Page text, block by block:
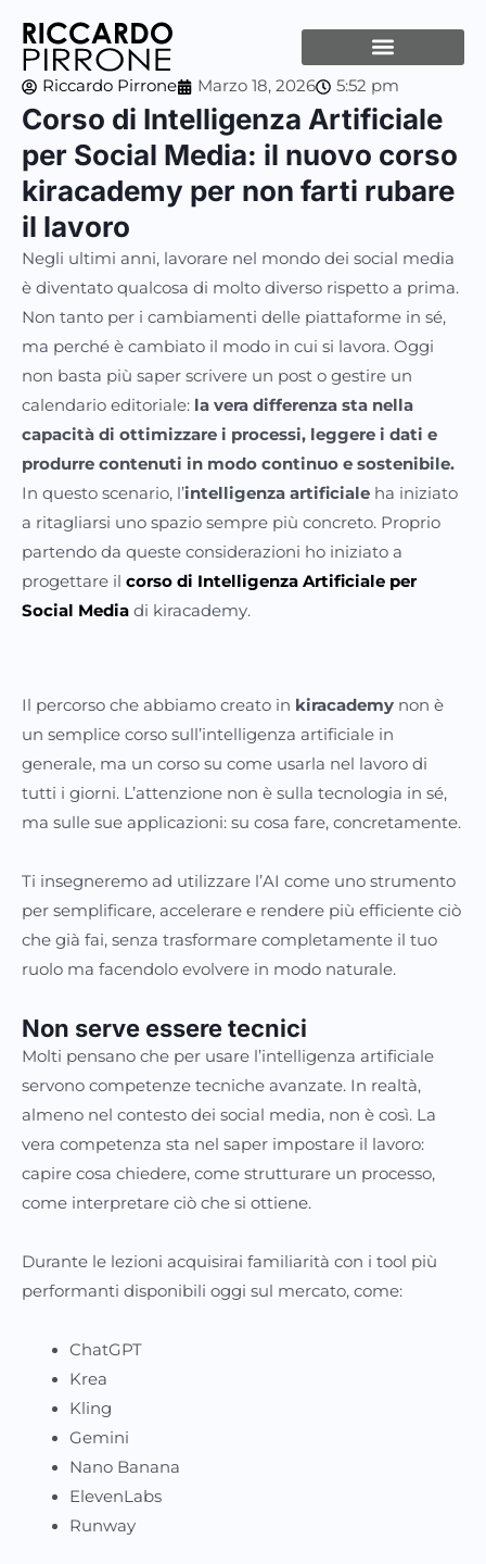
contenuto
Riccardo Pirrone Marzo 18, 2026 5:52 pm
Corso di Intelligenza Artificiale
per Social Media: il nuovo corso
kiracademy per non farti rubare
il lavoro
Negli ultimi anni, lavorare nel mondo dei social media
è diventato qualcosa di molto diverso rispetto a prima.
Non tanto per i cambiamenti delle piattaforme in sé,
ma perché è cambiato il modo in cui si lavora. Oggi
non basta più saper scrivere un post o gestire un
calendario editoriale: la vera differenza sta nella
capacità di ottimizzare i processi, leggere i dati e
produrre contenuti in modo continuo e sostenibile.
In questo scenario, l’intelligenza artificiale ha iniziato
a ritagliarsi uno spazio sempre più concreto. Proprio
partendo da queste considerazioni ho iniziato a
progettare il corso di Intelligenza Artificiale per
Social Media di kiracademy.
Il percorso che abbiamo creato in kiracademy non è
un semplice corso sull’intelligenza artificiale in
generale, ma un corso su come usarla nel lavoro di
tutti i giorni. L’attenzione non è sulla tecnologia in sé,
ma sulle sue applicazioni: su cosa fare, concretamente.
Ti insegneremo ad utilizzare l’AI come uno strumento
per semplificare, accelerare e rendere più efficiente ciò
che già fai, senza trasformare completamente il tuo
ruolo ma facendolo evolvere in modo naturale.
Non serve essere tecnici
Molti pensano che per usare l’intelligenza artificiale
servono competenze tecniche avanzate. In realtà,
almeno nel contesto dei social media, non è così. La
vera competenza sta nel saper impostare il lavoro:
capire cosa chiedere, come strutturare un processo,
come interpretare ciò che si ottiene.
Durante le lezioni acquisirai familiarità con i tool più
performanti disponibili oggi sul mercato, come:
ChatGPT
Krea
Kling
Gemini
Nano Banana
ElevenLabs
Runway